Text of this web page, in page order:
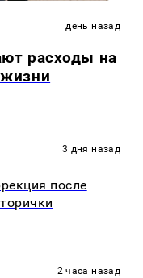
день назад
расходы на
3 дня назад
после
2 часа назад